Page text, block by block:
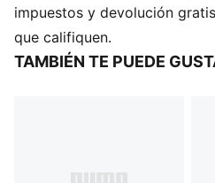
DETALLES
Tipo de puntera: redondeada
Cierre: cordones
impuestos y devolución
que califiquen.
TAMBIÉN TE PUEDE